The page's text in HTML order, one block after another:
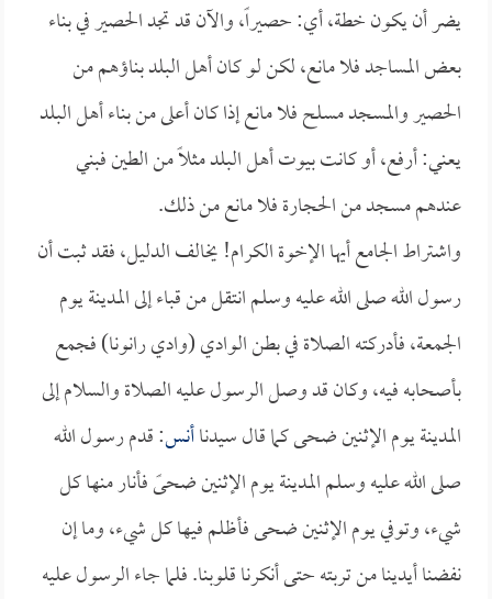
يضر أن يكون خطة، أي: حصيراً، والآن قد تجد الحصير في بناء
بعض المساجد فلا مانع، لكن لو كان أهل البلد بناؤهم من
الحصير والمسجد مسلح فلا مانع إذا كان أعلى من بناء أهل البلد
يعني: أرفع، أو كانت بيوت أهل البلد مثلاً من الطين فبني
عندهم مسجد من الحجارة فلا مانع من ذلك.
واشتراط الجامع أيها الإخوة الكرام! يخالف الدليل، فقد ثبت أن
رسول الله صلى الله عليه وسلم انتقل من قباء إلى المدينة يوم
الجمعة، فأدركته الصلاة في بطن الوادي (وادي رانونا) فجمع
بأصحابه فيه، وكان قد وصل الرسول عليه الصلاة والسلام إلى
المدينة يوم الإثنين ضحى كما قال سيدناأنس: قدم رسول الله
صلى الله عليه وسلم المدينة يوم الإثنين ضحىً فأنار منها كل
شيء، وتوفي يوم الإثنين ضحى فأظلم فيها كل شيء، وما إن
نفضنا أيدينا من تربته حتى أنكرنا قلوبنا. فلما جاء الرسول عليه